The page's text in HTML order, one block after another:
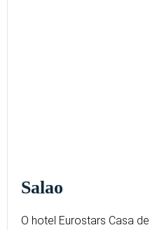
Salao
O hotel Eurostars Casa